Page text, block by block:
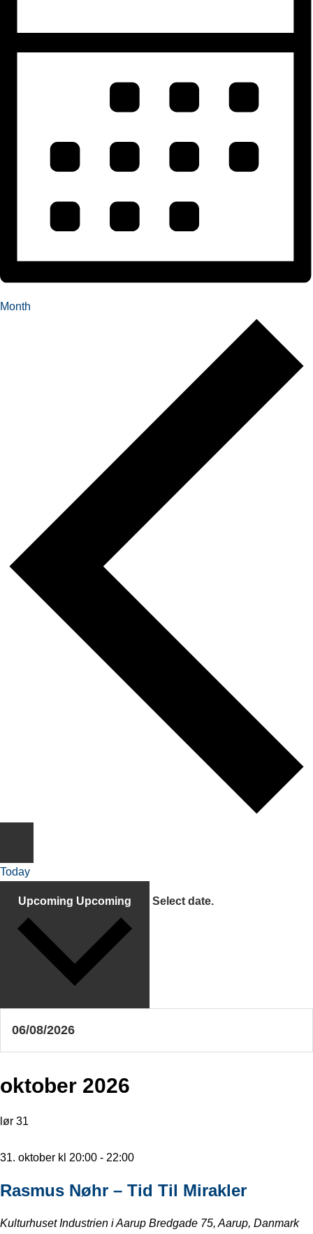
Month
Today
Upcoming Upcoming Select date.
oktober 2026
lør 31
31. oktober kl 20:00 - 22:00
Rasmus Nøhr – Tid Til Mirakler
Kulturhuset Industrien i Aarup Bredgade 75, Aarup, Danmark